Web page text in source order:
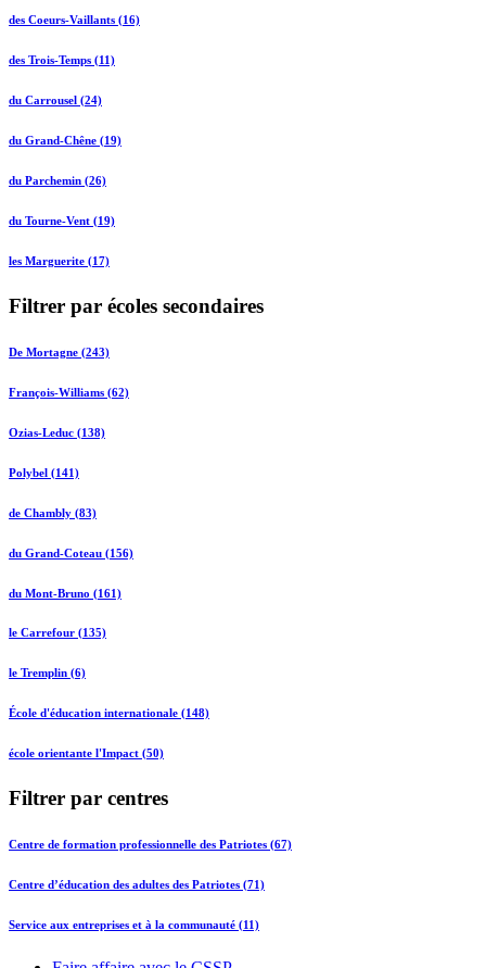
des Coeurs-Vaillants (16)
des Trois-Temps (11)
du Carrousel (24)
du Grand-Chêne (19)
du Parchemin (26)
du Tourne-Vent (19)
les Marguerite (17)
Filtrer par écoles secondaires
De Mortagne (243)
François-Williams (62)
Ozias-Leduc (138)
Polybel (141)
de Chambly (83)
du Grand-Coteau (156)
du Mont-Bruno (161)
le Carrefour (135)
le Tremplin (6)
École d'éducation internationale (148)
école orientante l'Impact (50)
Filtrer par centres
Centre de formation professionnelle des Patriotes (67)
Centre d’éducation des adultes des Patriotes (71)
Service aux entreprises et à la communauté (11)